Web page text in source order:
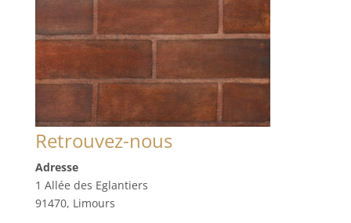
Retrouvez-nous
Adresse
1 Allée des Eglantiers
91470, Limours